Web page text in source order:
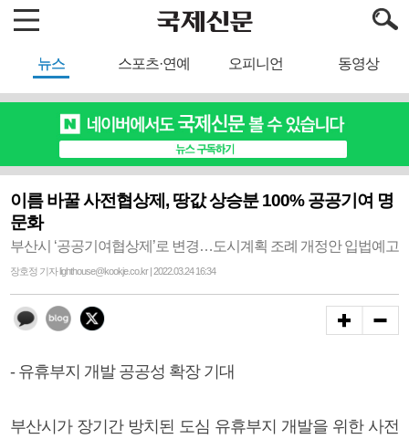
뉴스 스포츠·연예 오피니언 동영상
이름 바꿀 사전협상제, 땅값 상승분 100% 공공기여 명
문화
부산시 ‘공공기여협상제’로 변경…도시계획 조례 개정안 입법예고
장호정 기자 lighthouse@kookje.co.kr | 2022.03.24 16:34
- 유휴부지 개발 공공성 확장 기대
부산시가 장기간 방치된 도심 유휴부지 개발을 위한 사전